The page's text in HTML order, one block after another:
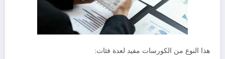
هذا النوع من الكورسات مفيد لعدة فئات: